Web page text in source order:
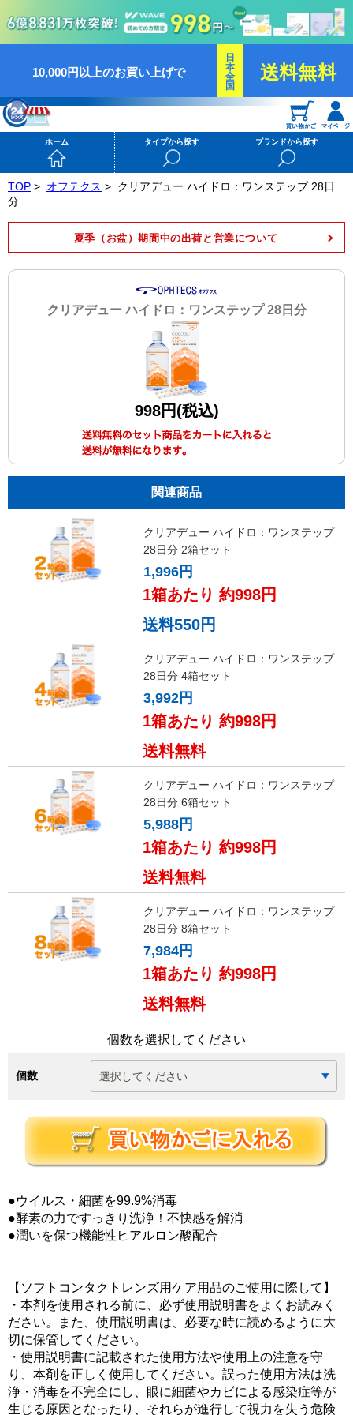
10,000円以上のお買い上げで
日
本
全
国
送料無料
ホーム タイプから探す ブランドから探す
TOP > オフテクス > クリアデュー ハイドロ：ワンステップ 28日
分
夏季（お盆）期間中の出荷と営業について
クリアデュー ハイドロ：ワンステップ 28日分
998円(税込)
関連商品
クリアデュー ハイドロ：ワンステップ
28日分 2箱セット
1,996円
1箱あたり 約998円
送料550円
クリアデュー ハイドロ：ワンステップ
28日分 4箱セット
3,992円
1箱あたり 約998円
送料無料
クリアデュー ハイドロ：ワンステップ
28日分 6箱セット
5,988円
1箱あたり 約998円
送料無料
クリアデュー ハイドロ：ワンステップ
28日分 8箱セット
7,984円
1箱あたり 約998円
送料無料
個数を選択してください
個数
●ウイルス・細菌を99.9%消毒
●酵素の力ですっきり洗浄！不快感を解消
●潤いを保つ機能性ヒアルロン酸配合
【ソフトコンタクトレンズ用ケア用品のご使用に際して】
・本剤を使用される前に、必ず使用説明書をよくお読みく
ださい。また、使用説明書は、必要な時に読めるように大
切に保管してください。
・使用説明書に記載された使用方法や使用上の注意を守
り、本剤を正しく使用してください。誤った使用方法は洗
浄・消毒を不完全にし、眼に細菌やカビによる感染症等が
生じる原因となったり、それらが進行して視力を失う危険